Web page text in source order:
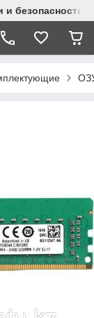
безопасности